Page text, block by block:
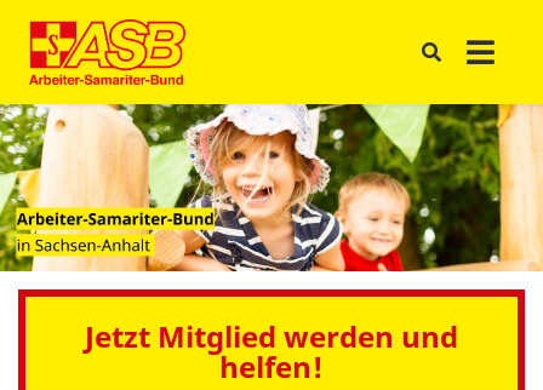
Jetzt Mitglied werden und
helfen!